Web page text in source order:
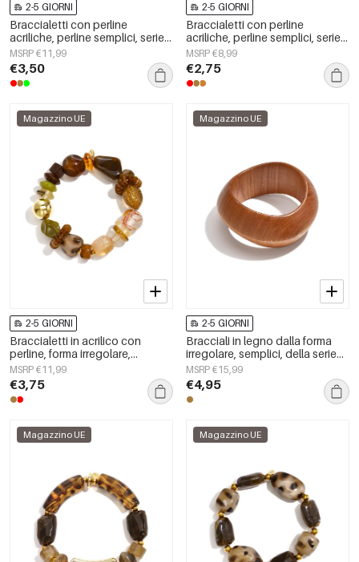
2-5 GIORNI
Braccialetti con perline
acriliche, perline semplici, serie
Simple Daily, gioielli da donna
MSRP €11,99
€3,50
2-5 GIORNI
Braccialetti con perline
acriliche, perline semplici, serie
Simple Daily, gioielli da donna
MSRP €8,99
€2,75
Magazzino UE
2-5 GIORNI
Braccialetti in acrilico con
perline, forma irregolare,
semplici, per tutti i giorni, serie
Simple, gioielli da donna
MSRP €11,99
€3,75
Magazzino UE
2-5 GIORNI
Bracciali in legno dalla forma
irregolare, semplici, della serie
Simple, per tutti i giorni, gioielli
da donna.
MSRP €15,99
€4,95
Magazzino UE Magazzino UE